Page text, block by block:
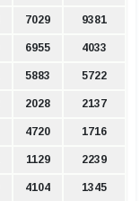
7029 9381
6955 4033
5883 5722
2028 2137
4720 1716
1129 2239
4104 1345